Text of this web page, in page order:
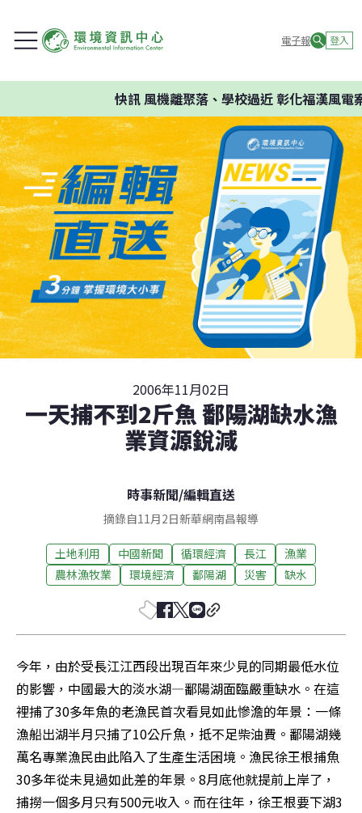
電子報 登入
快訊風機離聚落、學校過近 彰化福漢風電案
2006年11月02日
一天捕不到2斤魚 鄱陽湖缺水漁
業資源銳減
時事新聞/編輯直送
摘錄自11月2日新華網南昌報導
土地利用 中國新聞 循環經濟 長江
漁業
農林漁牧業
環境經濟 鄱陽湖 災害 缺水
今年，由於受長江江西段出現百年來少見的同期最低水位
的影響，中國最大的淡水湖—鄱陽湖面臨嚴重缺水。在這
裡捕了30多年魚的老漁民首次看見如此慘澹的年景：一條
漁船出湖半月只捕了10公斤魚，抵不足柴油費。鄱陽湖幾
萬名專業漁民由此陷入了生產生活困境。漁民徐王根捕魚
30多年從未見過如此差的年景。8月底他就提前上岸了，
捕撈一個多月只有500元收入。而在往年，徐王根要下湖3